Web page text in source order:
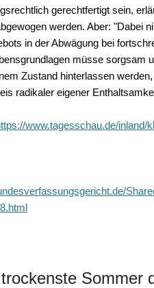
gerechtfertigt sein,
werden. Aber: "Dabei
in der Abwägung bei
müsse sorgsam
Zustand hinterlassen
radikaler eigener
www.tagesschau.de/
Sommer